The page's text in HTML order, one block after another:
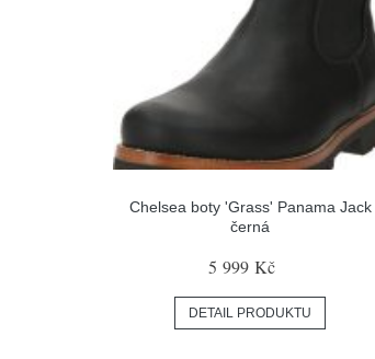
Chelsea boty 'Grass' Panama Jack
černá
5 999 Kč
DETAIL PRODUKTU